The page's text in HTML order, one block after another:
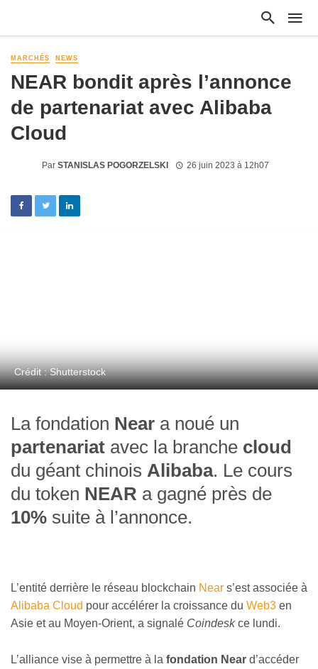
MARCHÉS NEWS
NEAR bondit après l’annonce
de partenariat avec Alibaba
Cloud
Par STANISLAS POGORZELSKI 26 juin 2023 à 12h07
Crédit : Shutterstock
La fondation Near a noué un
partenariat avec la branche cloud
du géant chinois Alibaba. Le cours
du token NEAR a gagné près de
10% suite à l’annonce.
L’entité derrière le réseau blockchain Near s’est associée à
Alibaba Cloud pour accélérer la croissance du Web3 en
Asie et au Moyen-Orient, a signalé Coindeskce lundi.
L’alliance vise à permettre à la fondation Near d’accéder